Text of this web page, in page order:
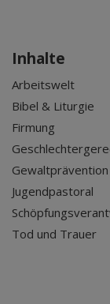
Inhalte
Arbeitswelt
Bibel & Liturgie
Firmung
Gewaltprävention
Jugendpastoral
Tod und Trauer